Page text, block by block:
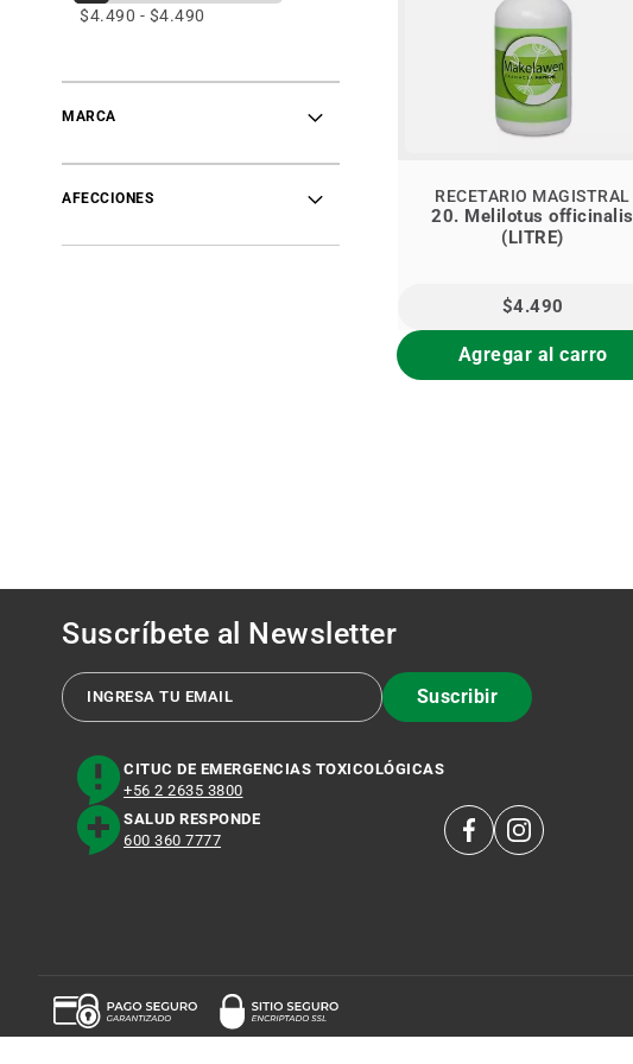
20. Melilotus officinalis
(LITRE)
RECETARIO MAGISTRAL
$4.490
Agregar al carro
$4.490 - $4.490
MARCA
AFECCIONES
Suscríbete al Newsletter
Suscribir
CITUC DE EMERGENCIAS TOXICOLÓGICAS
+56 2 2635 3800
SALUD RESPONDE
600 360 7777